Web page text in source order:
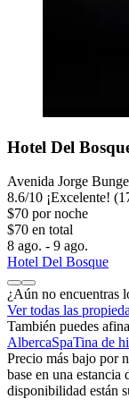
Hotel Del
Avenida Jorge
8.6/10 ¡Excelente!
$70 por noche
$70 en total
8 ago. - 9 ago.
Hotel Del Bosque
¿Aún no encuentras
Ver todas las
También puedes
AlbercaSpaTina de
Precio más bajo por
base en una
disponibilidad están